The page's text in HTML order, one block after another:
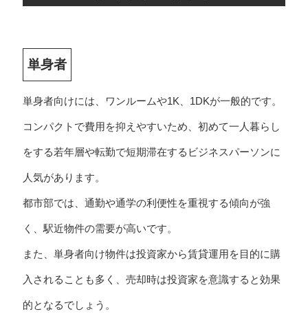
単身者
単身者向けには、ワンルームや1K、1DKが一般的です。
コンパクトで費用を抑えやすいため、初めて一人暮らし
をする若年層や転勤で短期滞在するビジネスパーソンに
人気があります。
都市部では、通勤や通学の利便性を重視する傾向が強
く、駅近物件の需要が高いです。
また、単身者向け物件は投資家から賃貸運用を目的に購
入されることも多く、売却時は投資家を意識すると効果
的となるでしょう。